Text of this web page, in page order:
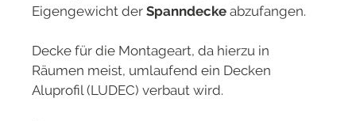
Eigengewicht der Spanndecke abzufangen.
Decke für die Montageart, da hierzu in
Räumen meist, umlaufend ein Decken
Aluprofil (LUDEC) verbaut wird.